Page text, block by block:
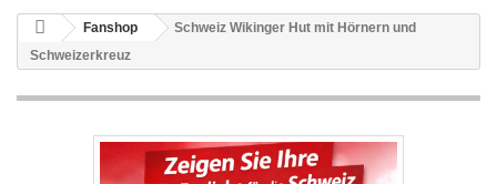
Fanshop
Schweiz Wikinger Hut mit Hörnern und
Schweizerkreuz